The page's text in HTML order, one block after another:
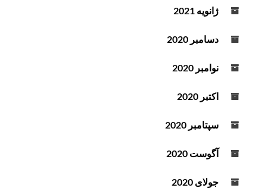
ژانویه 2021
دسامبر 2020
نوامبر 2020
اکتبر 2020
سپتامبر 2020
آگوست 2020
جولای 2020